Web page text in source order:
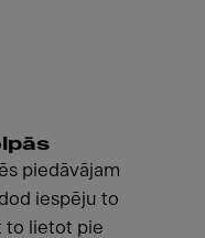
piedāvājam
iespēju to
to lietot pie